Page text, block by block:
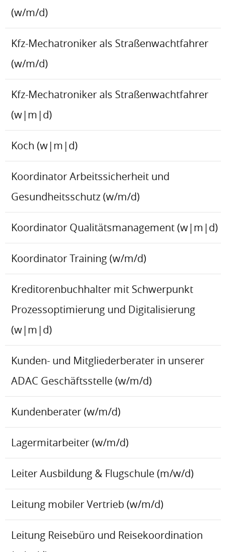
(w/m/d)
Kfz-Mechatroniker als Straßenwachtfahrer
(w/m/d)
Kfz-Mechatroniker als Straßenwachtfahrer
(w|m|d)
Koch (w|m|d)
Koordinator Arbeitssicherheit und
Gesundheitsschutz (w/m/d)
Koordinator Qualitätsmanagement (w|m|d)
Koordinator Training (w/m/d)
Kreditorenbuchhalter mit Schwerpunkt
Prozessoptimierung und Digitalisierung
(w|m|d)
Kunden- und Mitgliederberater in unserer
ADAC Geschäftsstelle (w/m/d)
Kundenberater (w/m/d)
Lagermitarbeiter (w/m/d)
Leiter Ausbildung & Flugschule (m/w/d)
Leitung mobiler Vertrieb (w/m/d)
Leitung Reisebüro und Reisekoordination